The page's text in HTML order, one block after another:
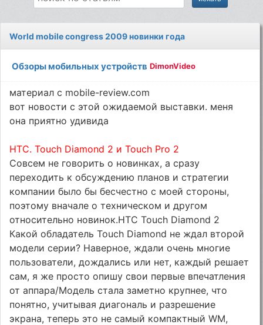
World mobile congress 2009 новинки года
Обзоры мобильных устройств DimonVideo
материал с mobile-review.com
вот новости с этой ожидаемой выставки. меня
она приятно удивида
HTC. Touch Diamond 2 и Touch Pro 2
Совсем не говорить о новинках, а сразу
переходить к обсуждению планов и стратегии
компании было бы бесчестно с моей стороны,
поэтому вначале о техническом и другом
относительно новинок.HTC Touch Diamond 2
Какой обладатель Touch Diamond не ждал второй
модели серии? Наверное, ждали очень многие
пользователи, дождались или нет, каждый решает
сам, я же просто опишу свои первые впечатления
от аппара/Модель стала заметно крупнее, что
понятно, учитывая диагональ и разрешение
экрана, теперь это не самый компактный WM,